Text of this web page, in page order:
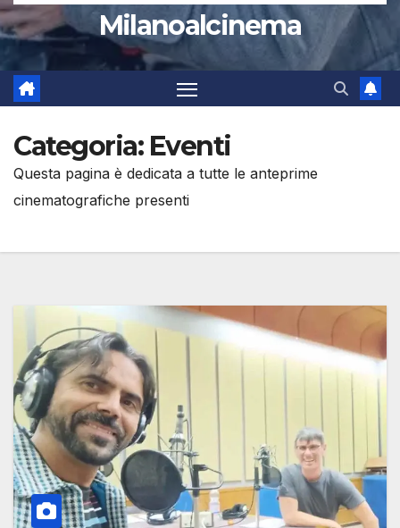
Milanoalcinema
Categoria: Eventi
Questa pagina è dedicata a tutte le anteprime
cinematografiche presenti